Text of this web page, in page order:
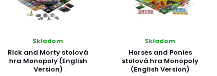
Skladom
Rick and Morty stolová
hra Monopoly (English
Version)
Skladom
Horses and Ponies
stolová hra Monopoly
(English Version)